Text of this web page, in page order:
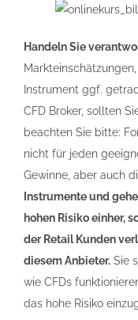
Handeln Sie
Instrument ggf.
CFD Broker, sollten
beachten Sie bitte:
nicht für jeden
Gewinne, aber auch
Instrumente und
hohen Risiko einher,
der Retail Kunden
diesem Anbieter. Sie
wie CFDs
das hohe Risiko